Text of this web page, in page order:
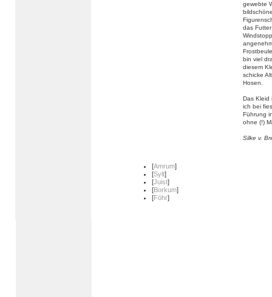
gewebte
das
bin viel
diesem
schicke
Hosen.
Das Kleid
ich bei
Führung
ohne (!)
Silke v.
[Amrum]
[Sylt]
[Juist]
[Borkum]
[Föhr]